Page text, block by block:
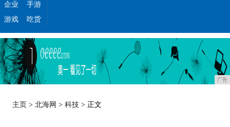
企业
手游
游戏
吃货
广告
主页 >北海网 >科技 > 正文